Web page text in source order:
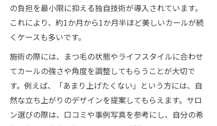
の負担を最小限に抑える独自技術が導入されています。
これにより、約1か月から1か月半ほど美しいカールが続
くケースも多いです。
施術の際には、まつ毛の状態やライフスタイルに合わせ
てカールの強さや角度を調整してもらうことが大切で
す。例えば、「あまり上げたくない」という方には、自
然な立ち上がりのデザインを提案してもらえます。サロ
ン選びの際は、口コミや事例写真を参考にし、自分の希